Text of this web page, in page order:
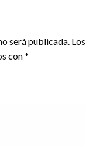
será publicada. Los
con*